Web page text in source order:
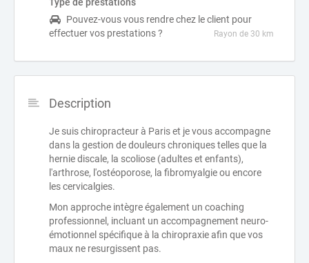
Pouvez-vous vous rendre chez le client pour
effectuer vos prestations ?
Rayon de 30 km
Description
Je suis chiropracteur à Paris et je vous accompagne
dans la gestion de douleurs chroniques telles que la
hernie discale, la scoliose (adultes et enfants),
l'arthrose, l'ostéoporose, la fibromyalgie ou encore
les cervicalgies.
Mon approche intègre également un coaching
professionnel, incluant un accompagnement neuro-
émotionnel spécifique à la chiropraxie afin que vos
maux ne resurgissent pas.